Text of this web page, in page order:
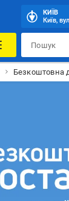
КИЇВ
Київ,
Безкоштовна